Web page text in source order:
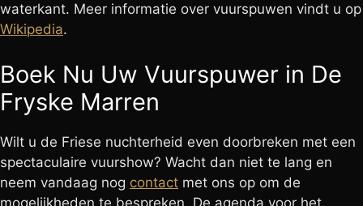
waterkant. Meer informatie over vuurspuwen vindt u op
Wikipedia.
Boek Nu Uw Vuurspuwer in De
Fryske Marren
Wilt u de Friese nuchterheid even doorbreken met een
spectaculaire vuurshow? Wacht dan niet te lang en
neem vandaag nog contact met ons op om de
mogelijkheden te bespreken. De agenda voor het